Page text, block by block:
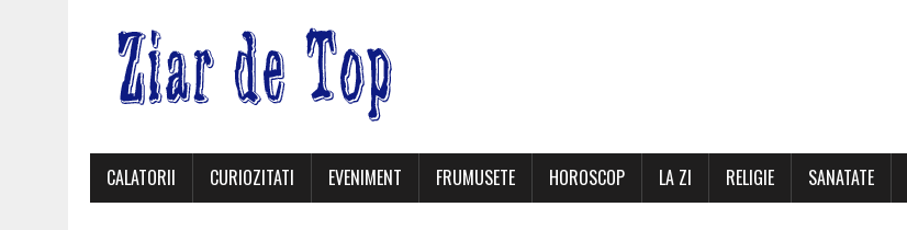
CALATORII CURIOZITATI EVENIMENT FRUMUSETE HOROSCOP LA ZI RELIGIE SANATATE